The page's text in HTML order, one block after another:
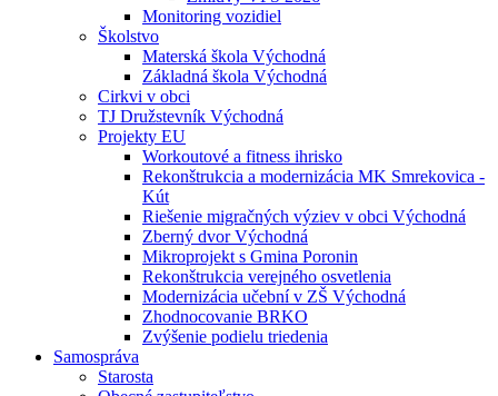
Monitoring vozidiel
Školstvo
Materská škola Východná
Základná škola Východná
Cirkvi v obci
TJ Družstevník Východná
Projekty EU
Workoutové a fitness ihrisko
Rekonštrukcia a modernizácia MK Smrekovica -
Kút
Riešenie migračných výziev v obci Východná
Zberný dvor Východná
Mikroprojekt s Gmina Poronin
Rekonštrukcia verejného osvetlenia
Modernizácia učební v ZŠ Východná
Zhodnocovanie BRKO
Zvýšenie podielu triedenia
Samospráva
Starosta